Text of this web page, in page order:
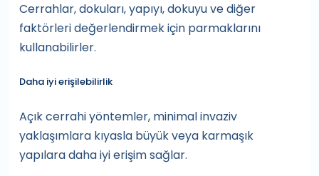
Cerrahlar, dokuları, yapıyı, dokuyu ve diğer
faktörleri değerlendirmek için parmaklarını
kullanabilirler.
Daha iyi erişilebilirlik
Açık cerrahi yöntemler, minimal invaziv
yaklaşımlara kıyasla büyük veya karmaşık
yapılara daha iyi erişim sağlar.